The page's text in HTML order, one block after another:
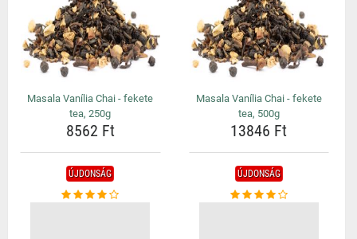
Masala Vanília Chai - fekete
tea, 250g
8562 Ft
Masala Vanília Chai - fekete
tea, 500g
13846 Ft
ÚJDONSÁG ÚJDONSÁG